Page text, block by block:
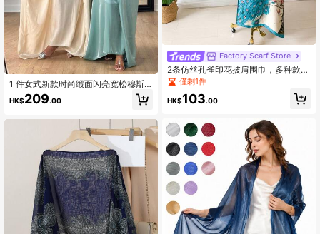
1 件女式新款时尚缎面闪亮宽松穆斯
林及地长袍，优雅长袖阿拉伯中东长
袍，适合派对、生日
HK$209.00
Factory Scarf Store
2条仿丝孔雀印花披肩围巾，多种款
式，女士沙滩罩衫，防晒，缎面围
巾，多功能连衣裙搭配。
僅剩1件
HK$103.00